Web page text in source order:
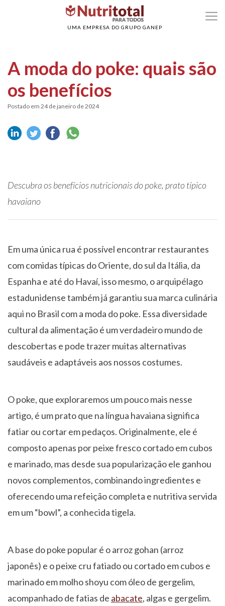
UMA EMPRESA DO GRUPO GANEP
Propriedade dos alimentos > A moda do poke: quais são os benefícios
A moda do poke: quais são
os benefícios
Postado em 24 de janeiro de 2024
Descubra os benefícios nutricionais do poke, prato típico
havaiano
Em uma única rua é possível encontrar restaurantes
com comidas típicas do Oriente, do sul da Itália, da
Espanha e até do Havaí, isso mesmo, o arquipélago
estadunidense também já garantiu sua marca culinária
aqui no Brasil com a moda do poke. Essa diversidade
cultural da alimentação é um verdadeiro mundo de
descobertas e pode trazer muitas alternativas
saudáveis e adaptáveis aos nossos costumes.
O poke, que exploraremos um pouco mais nesse
artigo, é um prato que na língua havaiana significa
fatiar ou cortar em pedaços. Originalmente, ele é
composto apenas por peixe fresco cortado em cubos
e marinado, mas desde sua popularização ele ganhou
novos complementos, combinando ingredientes e
oferecendo uma refeição completa e nutritiva servida
em um “bowl”, a conhecida tigela.
A base do poke popular é o arroz gohan (arroz
japonês) e o peixe cru fatiado ou cortado em cubos e
marinado em molho shoyu com óleo de gergelim,
acompanhado de fatias de abacate, algas e gergelim.